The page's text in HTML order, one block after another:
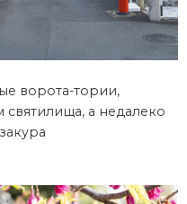
ворота-тории,
святилища, а недалеко